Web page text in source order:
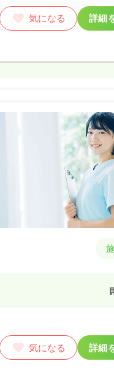
気になる 詳細
気になる 詳細